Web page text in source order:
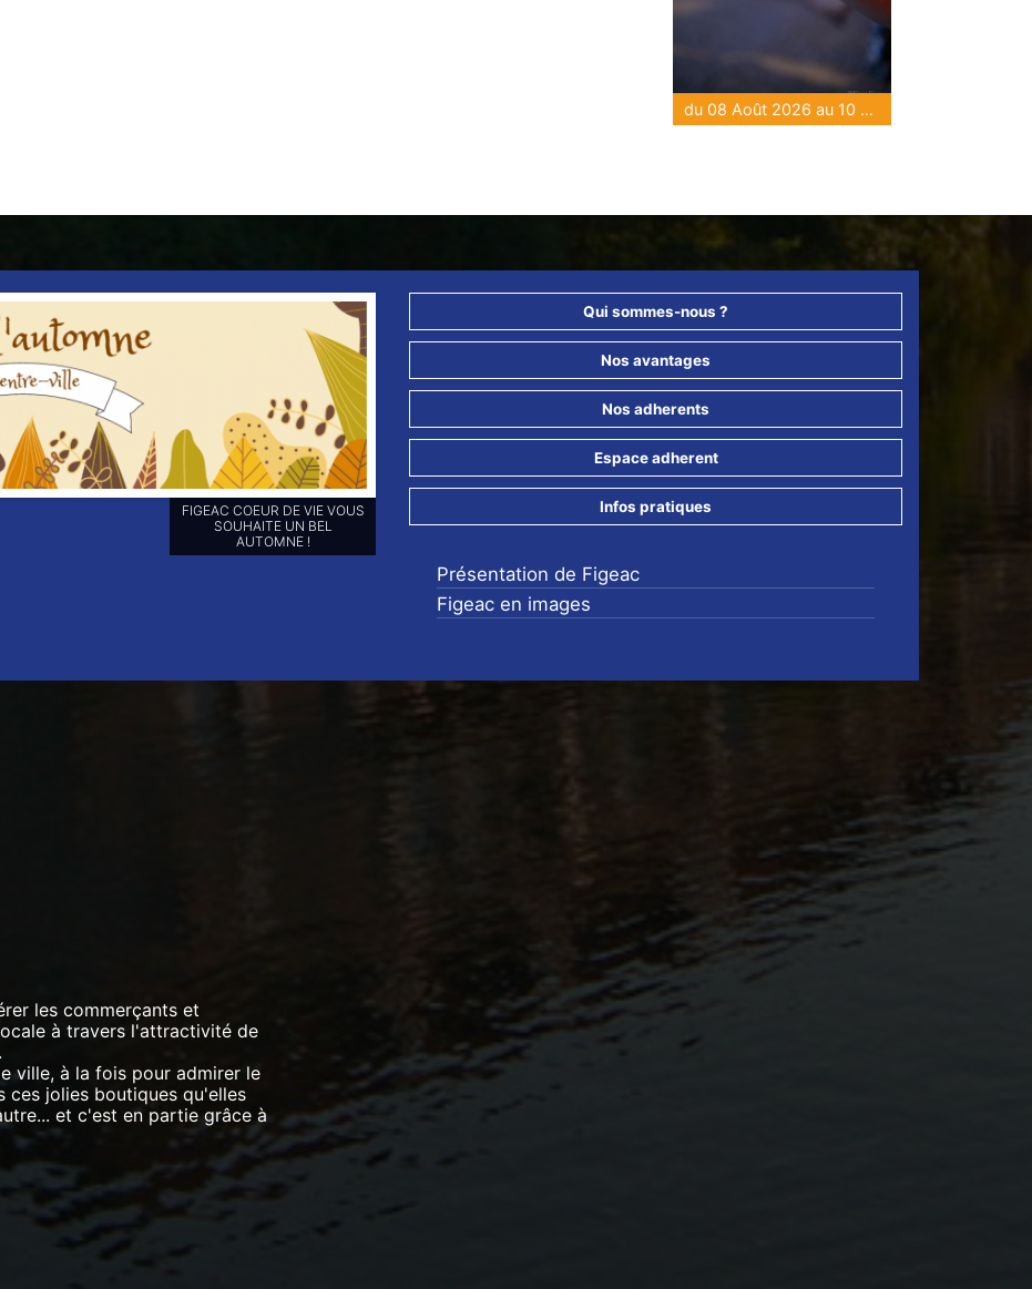
du 08 Août 2026 au 10 Août 2026
RETROUVEZ-NOUS SUR NOS
RÉSEAUX SOCIAUX ET
ABONNEZ-VOUS POUR NE
RIEN LOUPER DE NOS
Qui sommes-nous ?
Nos avantages
Nos adherents
Espace adherent
Infos pratiques
Présentation de Figeac
Figeac en images
les commerçants et
à travers l'attractivité de
ville, à la fois pour admirer le
ces jolies boutiques qu'elles
et c'est en partie grâce à